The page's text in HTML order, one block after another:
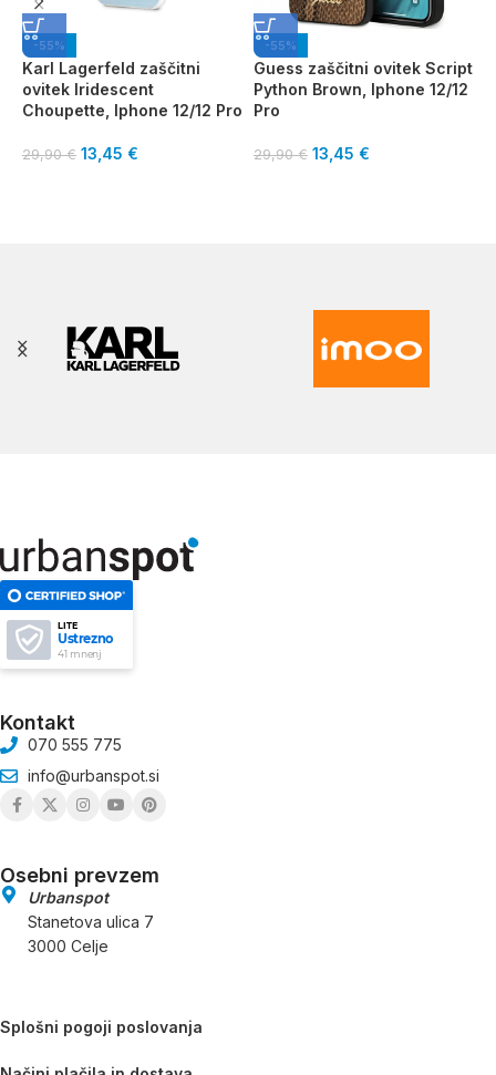
-55%
Karl Lagerfeld zaščitni
ovitek Iridescent
Choupette, Iphone 12/12 Pro
29,90€ 13,45 €
-55%
Guess zaščitni ovitek Script
Python Brown, Iphone 12/12
Pro
29,90€ 13,45 €
LITE
Ustrezno
41 mnenj
Kontakt
070 555 775
info@urbanspot.si
Osebni prevzem
Urbanspot
Stanetova ulica 7
3000 Celje
Splošni pogoji poslovanja